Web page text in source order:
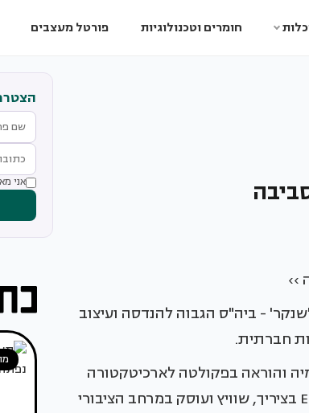
חומרים וטכנולוגיות פורטל מעצבים
ובשיתוף 'שנקר' - ביה"ס הגבוה להנדסה ועיצוב
חברתית.
והוראה בפקולטה לארכיטקטורה
בטכניון עם ניהול משרד פעיל. בעלת דוקטורט מאוניברסיטת ETH בציריך, שוויץ ועוסק במרחב הציבורי
אני